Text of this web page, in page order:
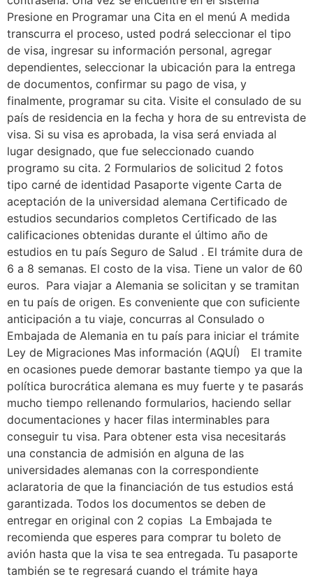
Presione en Programar una Cita en el menú A medida
transcurra el proceso, usted podrá seleccionar el tipo
de visa, ingresar su información personal, agregar
dependientes, seleccionar la ubicación para la entrega
de documentos, confirmar su pago de visa, y
finalmente, programar su cita. Visite el consulado de su
país de residencia en la fecha y hora de su entrevista de
visa. Si su visa es aprobada, la visa será enviada al
lugar designado, que fue seleccionado cuando
programo su cita. 2 Formularios de solicitud 2 fotos
tipo carné de identidad Pasaporte vigente Carta de
aceptación de la universidad alemana Certificado de
estudios secundarios completos Certificado de las
calificaciones obtenidas durante el último año de
estudios en tu país Seguro de Salud . El trámite dura de
6 a 8 semanas. El costo de la visa. Tiene un valor de 60
euros. Para viajar a Alemania se solicitan y se tramitan
en tu país de origen. Es conveniente que con suficiente
anticipación a tu viaje, concurras al Consulado o
Embajada de Alemania en tu país para iniciar el trámite
Ley de Migraciones Mas información (AQUÍ) El tramite
en ocasiones puede demorar bastante tiempo ya que la
política burocrática alemana es muy fuerte y te pasarás
mucho tiempo rellenando formularios, haciendo sellar
documentaciones y hacer filas interminables para
conseguir tu visa. Para obtener esta visa necesitarás
una constancia de admisión en alguna de las
universidades alemanas con la correspondiente
aclaratoria de que la financiación de tus estudios está
garantizada. Todos los documentos se deben de
entregar en original con 2 copias La Embajada te
recomienda que esperes para comprar tu boleto de
avión hasta que la visa te sea entregada. Tu pasaporte
también se te regresará cuando el trámite haya